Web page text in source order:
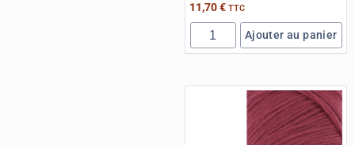
11,70€ TTC
Ajouter au panier